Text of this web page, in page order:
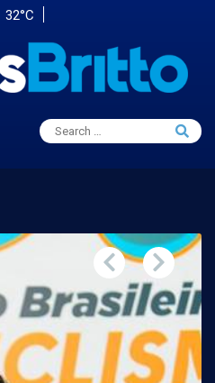
32°C
Search
for:
Search